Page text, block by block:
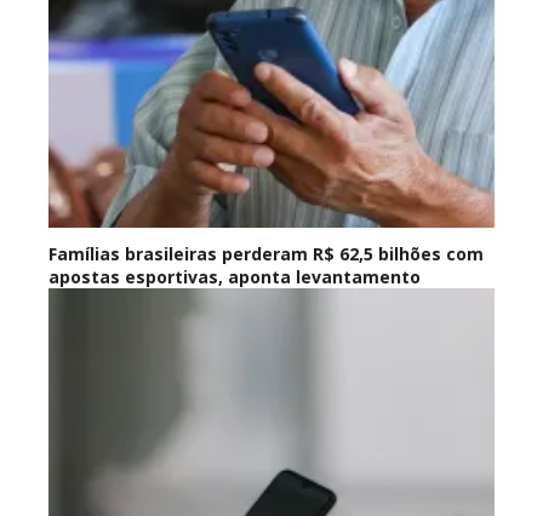
Famílias brasileiras perderam R$ 62,5 bilhões com
apostas esportivas, aponta levantamento